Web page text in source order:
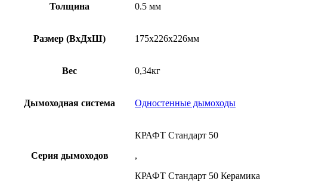
Толщина 0.5 мм
Размер (ВхДхШ) 175х226х226мм
Вес 0,34кг
Дымоходная система Одностенные дымоходы
Серия дымоходов
КРАФТ Стандарт 50
,
КРАФТ Стандарт 50 Керамика